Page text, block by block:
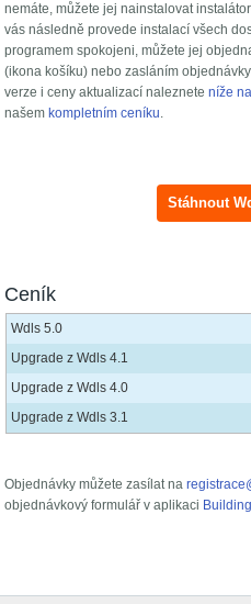
nemáte, můžete jej nainstalovat
vás následně provede instalací všech
programem spokojeni, můžete jej
(ikona košíku) nebo zasláním
verze i ceny aktualizací nalezneteníže
našem kompletním ceníku.
Stáhnout
Ceník
Wdls 5.0
Upgrade z Wdls 4.1
Upgrade z Wdls 4.0
Upgrade z Wdls 3.1
Objednávky můžete zasílat na
objednávkový formulář v aplikaci